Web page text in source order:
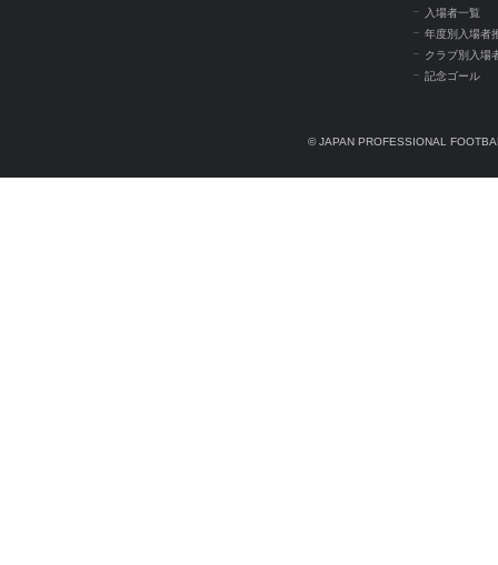
入場者一覧
年度別入場者
クラブ別入場
記念ゴール
© JAPAN PROFESSIONAL